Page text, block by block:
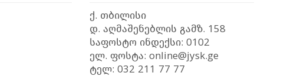
ქ. თბილისი
დ. აღმაშენებლის გამზ. 158
საფოსტო ინდექსი: 0102
ელ. ფოსტა: online@jysk.ge
ტელ: 032 211 77 77